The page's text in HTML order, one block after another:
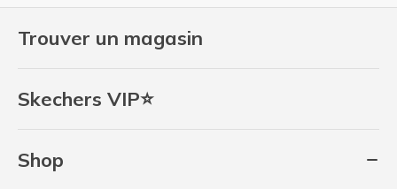
Trouver un magasin
Skechers VIP⭐
Shop